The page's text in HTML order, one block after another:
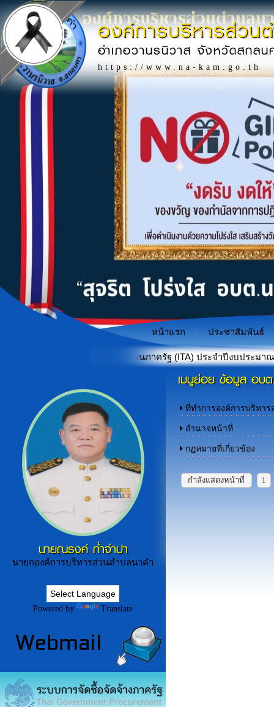
องค์การบริหารส่วน
อำเภอวานรนิวาส จังหวัดสกลน
https://www.na-kam.go.th
"เกราะป้องกันภัยไซเบอร์สำหรั
นงานของหน่วยงานภาครัฐ (ITA) ประจำปีงบประมาณ พ.ศ. 2569
หน้าแรก ประชาสัมพันธ์
นายณรงค์ ก่ำจำปา
นายกองค์การบริหารส่วนตำบลนาคำ
Powered by Translate
เมนูย่อย ข้อมูล อบ
ที่ทำการองค์การบริหา
อำนาจหน้าที่
กฏหมายที่เกี่ยวข้อง
กำลังแสดงหน้าที่ 1